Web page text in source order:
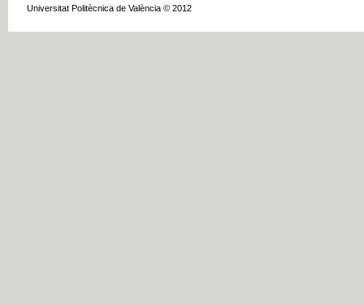
Universitat Politècnica de València © 2012